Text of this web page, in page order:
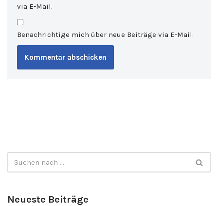
via E-Mail.
Benachrichtige mich über neue Beiträge via E-Mail.
Neueste Beiträge